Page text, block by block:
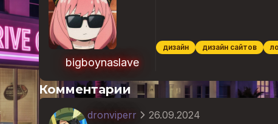
bigboynaslave
дизайн дизайн сайтов
Комментарии
dronviperr
26.09.2024